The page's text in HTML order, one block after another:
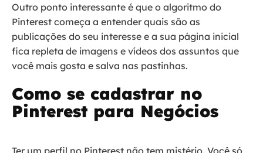
Outro ponto interessante é que o algoritmo do
Pinterest começa a entender quais são as
publicações do seu interesse e a sua página inicial
fica repleta de imagens e vídeos dos assuntos que
você mais gosta e salva nas pastinhas.
Como se cadastrar no
Pinterest para Negócios